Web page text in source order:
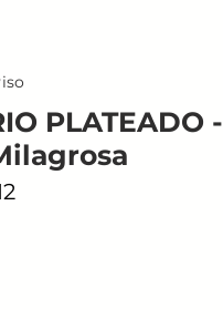
PLATEADO -